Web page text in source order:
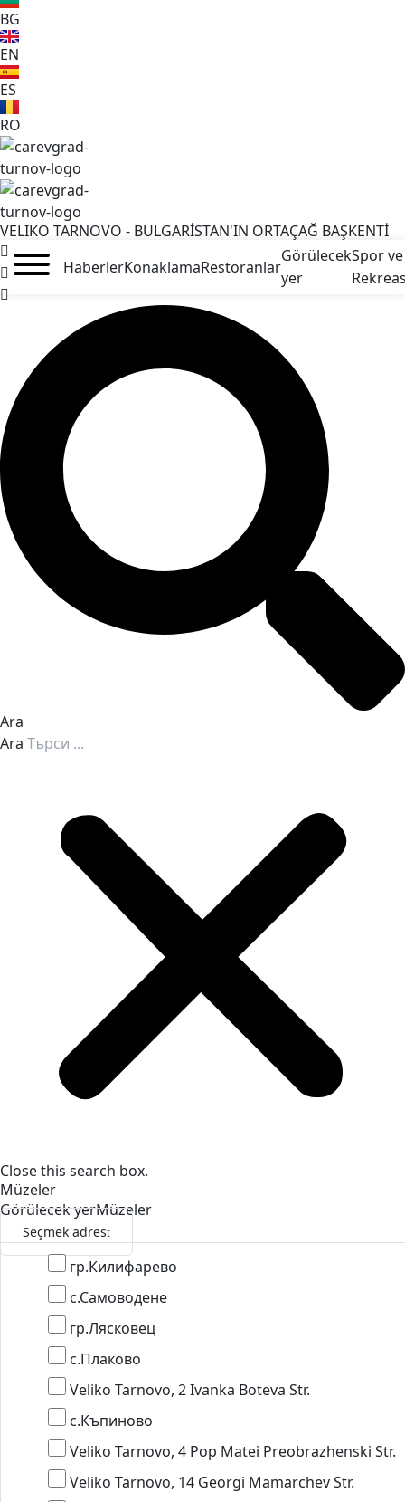
BG
EN
ES
RO
VELIKO TARNOVO - BULGARİSTAN'IN ORTAÇAĞ BAŞKENTİ
HaberlerKonaklamaRestoranlar
Görülecek
yer
Spor ve
Ara
Ara
Close this search box.
Müzeler
Görülecek yerMüzeler
Seçmek adres
гр.Килифарево
с.Самоводене
гр.Лясковец
с.Плаково
Veliko Tarnovo, 2 Ivanka Boteva Str.
с.Къпиново
Veliko Tarnovo, 4 Pop Matei Preobrazhenski Str.
Veliko Tarnovo, 14 Georgi Mamarchev Str.